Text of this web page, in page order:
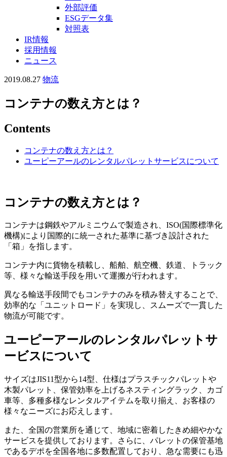
外部評価
ESGデータ集
対照表
IR情報
採用情報
ニュース
2019.08.27 物流
コンテナの数え方とは？
Contents
コンテナの数え方とは？
ユーピーアールのレンタルパレットサービスについて
コンテナの数え方とは？
コンテナは鋼鉄やアルミニウムで製造され、ISO(国際標準化
機構)により国際的に統一された基準に基づき設計された
「箱」を指します。
コンテナ内に貨物を積載し、船舶、航空機、鉄道、トラック
等、様々な輸送手段を用いて運搬が行われます。
異なる輸送手段間でもコンテナのみを積み替えすることで、
効率的な「ユニットロード」を実現し、スムーズで一貫した
物流が可能です。
ユーピーアールのレンタルパレットサ
ービスについて
サイズはJIS11型から14型、仕様はプラスチックパレットや
木製パレット、保管効率を上げるネスティングラック、カゴ
車等、多種多様なレンタルアイテムを取り揃え、お客様の
様々なニーズにお応えします。
また、全国の営業所を通じて、地域に密着したきめ細やかな
サービスを提供しております。さらに、パレットの保管基地
であるデポを全国各地に多数配置しており、急な需要にも迅